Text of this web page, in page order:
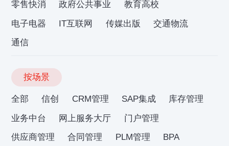
零售快消
政府公共事业
教育高校
电子电器
IT互联网 传媒出版
交通物流
通信
按场景
全部 信创 CRM管理 SAP集成
库存管理
业务中台
网上服务大厅
门户管理
供应商管理
合同管理 PLM管理
BPA